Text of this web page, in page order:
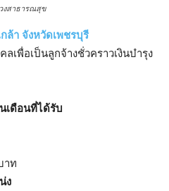
งสาธารณสุข
ล้า จังหวัดเพชรบุรี
เพื่อเป็นลูกจ้างชั่วคราวเงินบำรุง
เดือนที่ได้รับ
าท
ง